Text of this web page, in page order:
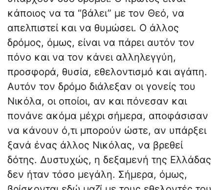
κάποιος να τα “βάλει” με τον Θεό, να
απελπιστεί και να θυμώσει. Ο άλλος
δρόμος, όμως, είναι να πάρει αυτόν τον
πόνο και να τον κάνει αλληλεγγύη,
προσφορά, θυσία, εθελοντισμό και αγάπη.
Αυτόν τον δρόμο διάλεξαν οι γονείς του
Νικόλα, οι οποίοι, αν και πόνεσαν και
πονάνε ακόμα μέχρι σήμερα, αποφάσισαν
να κάνουν ό,τι μπορούν ώστε, αν υπάρξει
ξανά ένας άλλος Νικόλας, να βρεθεί
δότης. Δυστυχώς, η δεξαμενή της Ελλάδας
δεν ήταν τόσο μεγάλη. Σήμερα, όμως,